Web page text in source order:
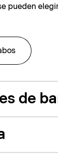
pueden
de